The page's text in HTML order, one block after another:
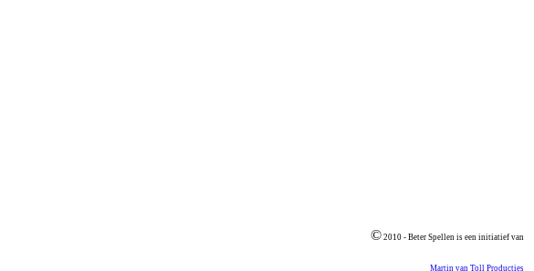
© 2010 - Beter Spellen is een initiatief van
Martin van Toll Producties